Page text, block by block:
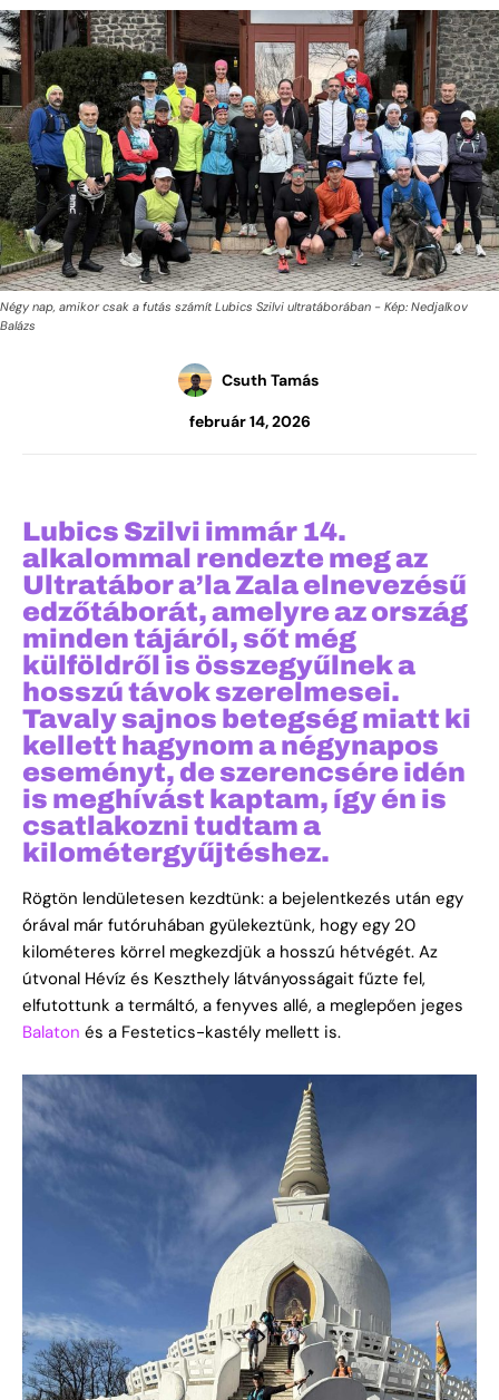
Négy nap, amikor csak a futás számít Lubics Szilvi ultratáborában - Kép: Nedjalkov
Balázs
Csuth Tamás
február 14, 2026
Lubics Szilvi immár 14.
alkalommal rendezte meg az
Ultratábor a’la Zala elnevezésű
edzőtáborát, amelyre az ország
minden tájáról, sőt még
külföldről is összegyűlnek a
hosszú távok szerelmesei.
Tavaly sajnos betegség miatt ki
kellett hagynom a négynapos
eseményt, de szerencsére idén
is meghívást kaptam, így én is
csatlakozni tudtam a
kilométergyűjtéshez.
Rögtön lendületesen kezdtünk: a bejelentkezés után egy
órával már futóruhában gyülekeztünk, hogy egy 20
kilométeres körrel megkezdjük a hosszú hétvégét. Az
útvonal Hévíz és Keszthely látványosságait fűzte fel,
elfutottunk a termáltó, a fenyves allé, a meglepően jeges
Balaton és a Festetics-kastély mellett is.